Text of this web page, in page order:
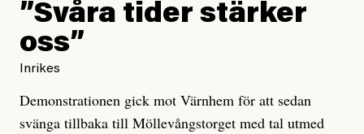
”Svåra tider stärker
oss”
Inrikes
Demonstrationen gick mot Värnhem för att sedan
svänga tillbaka till Möllevångstorget med tal utmed